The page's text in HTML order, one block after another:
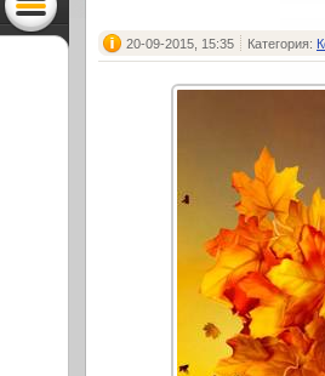
20-09-2015, 15:35 Категория: